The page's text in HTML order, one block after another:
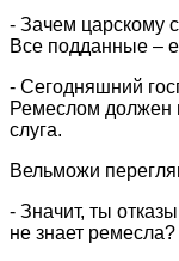
- Зачем царскому
Все подданные –
- Сегодняшний
Ремеслом должен
слуга.
Вельможи
- Значит, ты
не знает